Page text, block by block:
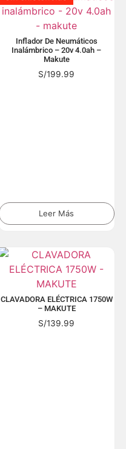
Inflador De Neumáticos
Inalámbrico – 20v 4.0ah –
Makute
S/199.99
Leer Más
CLAVADORA ELÉCTRICA 1750W
– MAKUTE
S/139.99